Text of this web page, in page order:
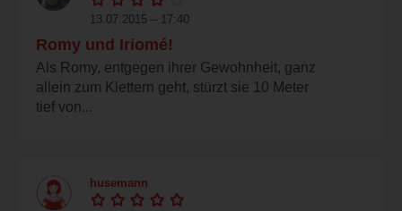
13.07.2015 – 17:40
Romy und Iriomé!
Als Romy, entgegen ihrer Gewohnheit, ganz
allein zum Klettern geht, stürzt sie 10 Meter
tief von...
husemann